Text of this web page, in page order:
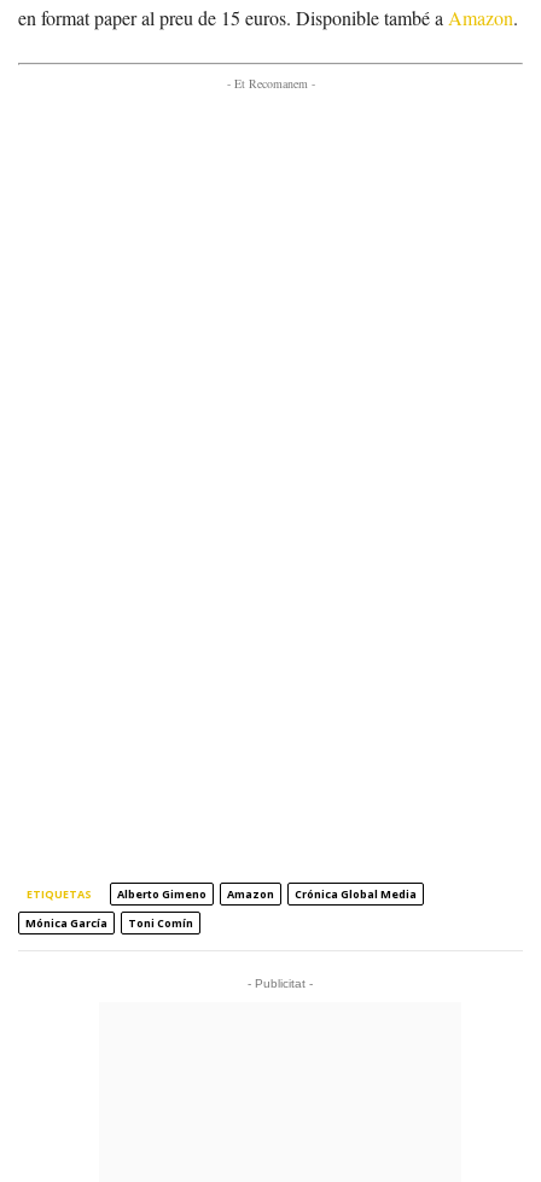
en format paper al preu de 15 euros. Disponible també aAmazon.
- Et Recomanem -
ETIQUETAS Alberto Gimeno Amazon
Crónica Global Media
Mónica García
Toni Comín
- Publicitat -